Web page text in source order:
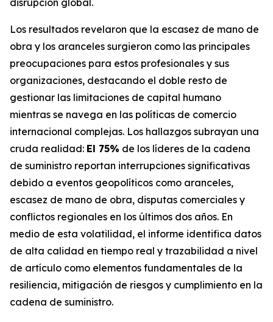
disrupción global.
Los resultados revelaron que la escasez de mano de
obra y los aranceles surgieron como las principales
preocupaciones para estos profesionales y sus
organizaciones, destacando el doble resto de
gestionar las limitaciones de capital humano
mientras se navega en las políticas de comercio
internacional complejas. Los hallazgos subrayan una
cruda realidad: El 75% de los líderes de la cadena
de suministro reportan interrupciones significativas
debido a eventos geopolíticos como aranceles,
escasez de mano de obra, disputas comerciales y
conflictos regionales en los últimos dos años. En
medio de esta volatilidad, el informe identifica datos
de alta calidad en tiempo real y trazabilidad a nivel
de artículo como elementos fundamentales de la
resiliencia, mitigación de riesgos y cumplimiento en la
cadena de suministro.